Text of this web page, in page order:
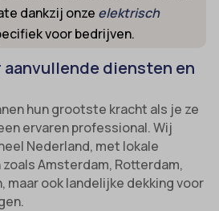
dankzij onze elektrisch
voor bedrijven.
diensten en
hun grootste kracht als je ze
ervaren professional. Wij
Nederland, met lokale
Amsterdam, Rotterdam,
maar ook landelijke dekking voor